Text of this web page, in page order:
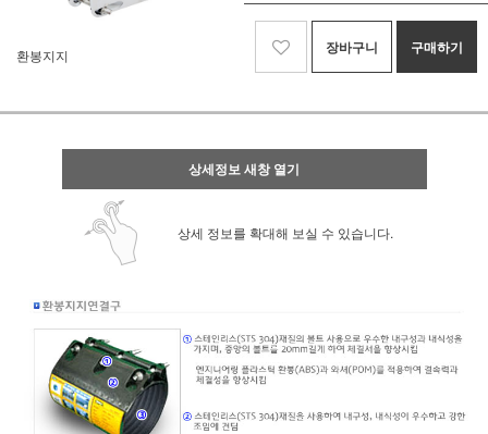
환봉지지 장바구니 구매하기
상세정보 새창 열기
상세 정보를 확대해 보실 수 있습니다.